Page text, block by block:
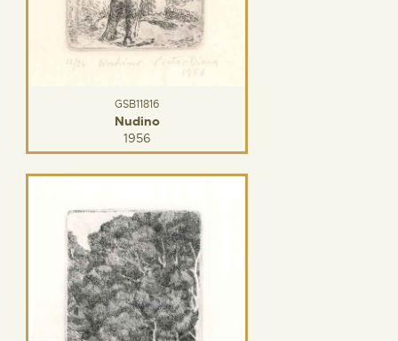
GSB11816
Nudino
1956